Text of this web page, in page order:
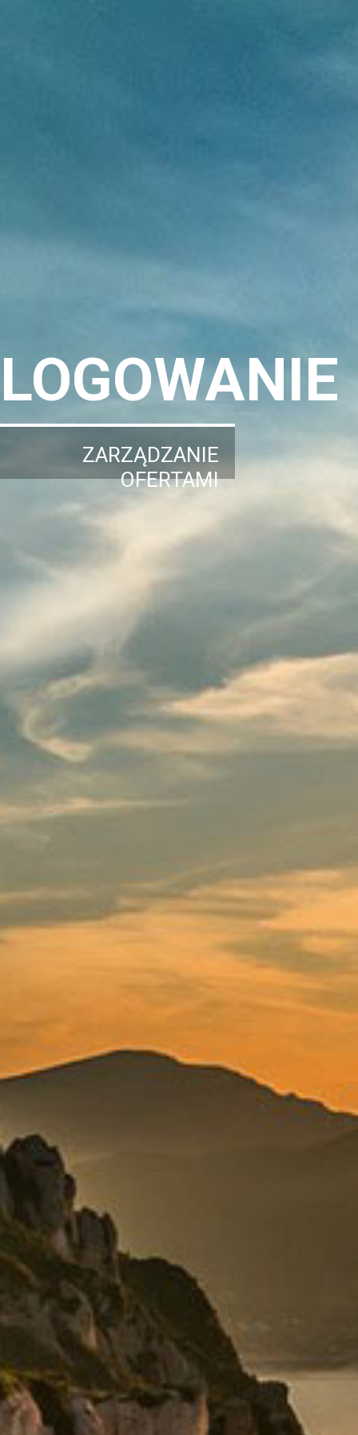
LOGOWANIE
ZARZĄDZANIE
OFERTAMI